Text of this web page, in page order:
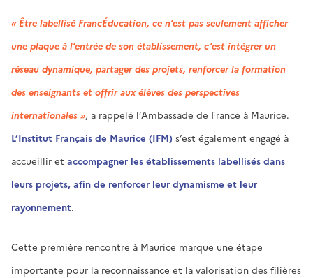
« Être labellisé FrancÉducation, ce n’est pas seulement afficher
une plaque à l’entrée de son établissement, c’est intégrer un
réseau dynamique, partager des projets, renforcer la formation
des enseignants et offrir aux élèves des perspectives
internationales », a rappelé l’Ambassade de France à Maurice.
L’Institut Français de Maurice (IFM) s’est également engagé à
accueillir et accompagner les établissements labellisés dans
leurs projets, afin de renforcer leur dynamisme et leur
rayonnement.
Cette première rencontre à Maurice marque une étape
importante pour la reconnaissance et la valorisation des filières